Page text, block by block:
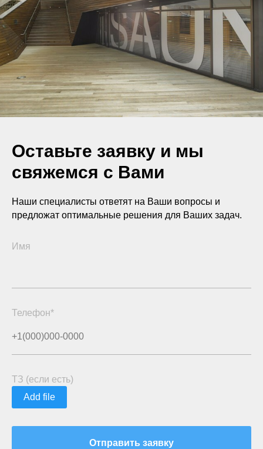
Оставьте заявку и мы
свяжемся с Вами
Наши специалисты ответят на Ваши вопросы и
предложат оптимальные решения для Ваших задач.
Имя
Телефон*
ТЗ (если есть)
Add file
Отправить заявку